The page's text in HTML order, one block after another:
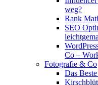
weg?
Rank
SEO
Co –
Fotografie & Co
Das